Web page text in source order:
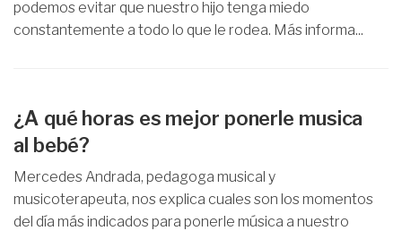
podemos evitar que nuestro hijo tenga miedo
constantemente a todo lo que le rodea. Más informa...
¿A qué horas es mejor ponerle musica
al bebé?
Mercedes Andrada, pedagoga musical y
musicoterapeuta, nos explica cuales son los momentos
del día más indicados para ponerle música a nuestro